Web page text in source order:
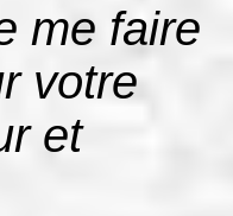
me faire
votre
et